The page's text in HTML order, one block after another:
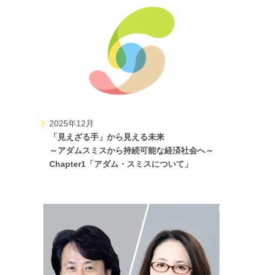
2025年12月
「見えざる手」から見える未来
～アダムスミスから持続可能な経済社会へ～
Chapter1「アダム・スミスについて」